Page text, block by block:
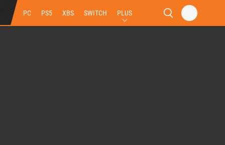
PC PS5 XBS SWITCH PLUS